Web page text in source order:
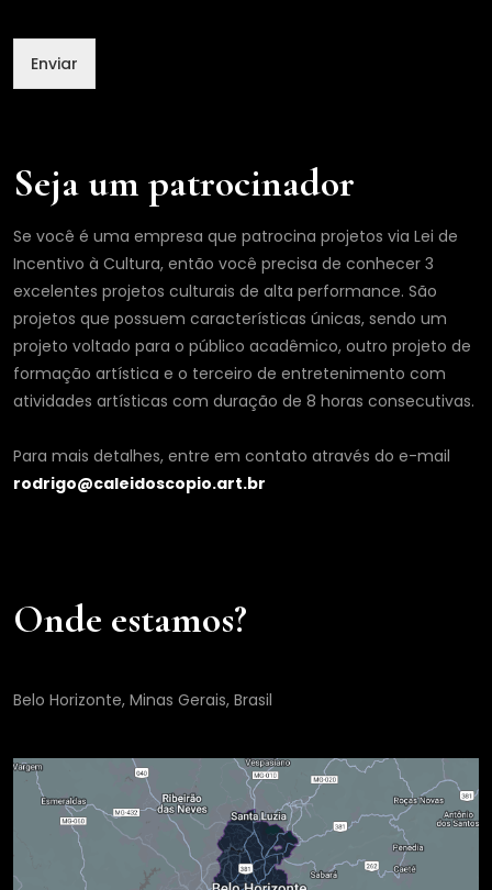
m
i
Enviar
Seja um patrocinador
Se você é uma empresa que patrocina projetos via Lei de
Incentivo à Cultura, então você precisa de conhecer 3
excelentes projetos culturais de alta performance. São
projetos que possuem características únicas, sendo um
projeto voltado para o público acadêmico, outro projeto de
formação artística e o terceiro de entretenimento com
atividades artísticas com duração de 8 horas consecutivas.
Para mais detalhes, entre em contato através do e-mail
rodrigo@caleidoscopio.art.br
Onde estamos?
Belo Horizonte, Minas Gerais, Brasil